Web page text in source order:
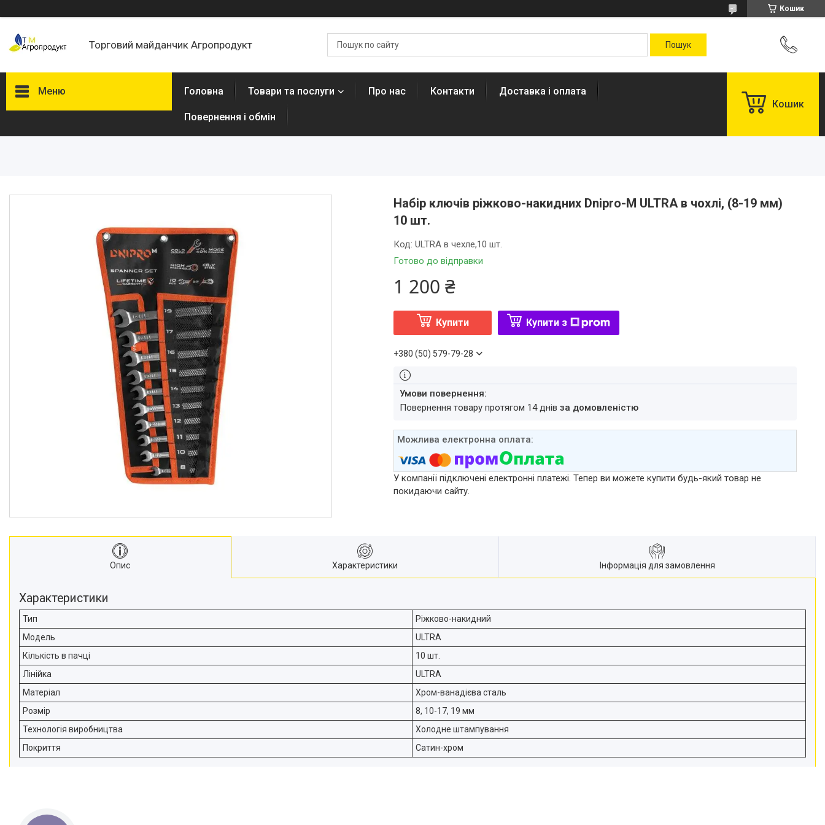
Кошик
Торговий майданчик Агропродукт
Меню
Поширені запитання
Доставка та оплата
Головна Товари та послуги Про нас Контакти Доставка і оплата
Повернення і обмін
Кошик
Набір ключів ріжково-накидних Dnipro-M ULTRA в чохлі, (8-19 мм)
10 шт.
Готово до відправки
Код:ULTRA в чехле,10 шт.
1 200 ₴
Купити Купити з
+380 (50) 579-79-28
повернення товару протягом 14 днівза домовленістю
У компанії підключені електронні платежі. Тепер ви можете купити будь-який товар не
покидаючи сайту.
Опис Характеристики Інформація для замовлення
Характеристики
Тип
Ріжково-накидний
Модель
ULTRA
Кількість в пачці
10 шт.
Лінійка
ULTRA
Матеріал
Хром-ванадієва сталь
Розмір
8, 10-17, 19 мм
Технологія виробництва
Холодне штампування
Покриття
Сатин-хром